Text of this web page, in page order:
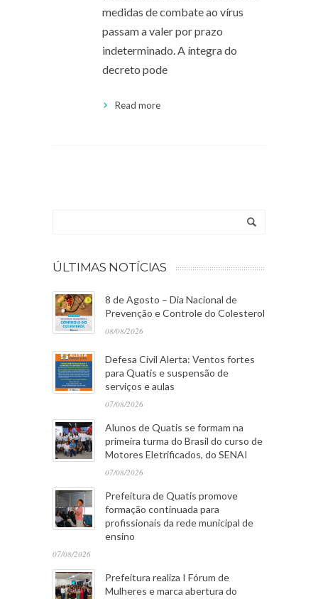
medidas de combate ao vírus
passam a valer por prazo
indeterminado. A íntegra do
decreto pode
Read more
ÚLTIMAS NOTÍCIAS
8 de Agosto – Dia Nacional de
Prevenção e Controle do Colesterol
08/08/2026
Defesa Civil Alerta: Ventos fortes
para Quatis e suspensão de
serviços e aulas
07/08/2026
Alunos de Quatis se formam na
primeira turma do Brasil do curso de
Motores Eletrificados, do SENAI
07/08/2026
Prefeitura de Quatis promove
formação continuada para
profissionais da rede municipal de
ensino
07/08/2026
Prefeitura realiza I Fórum de
Mulheres e marca abertura do